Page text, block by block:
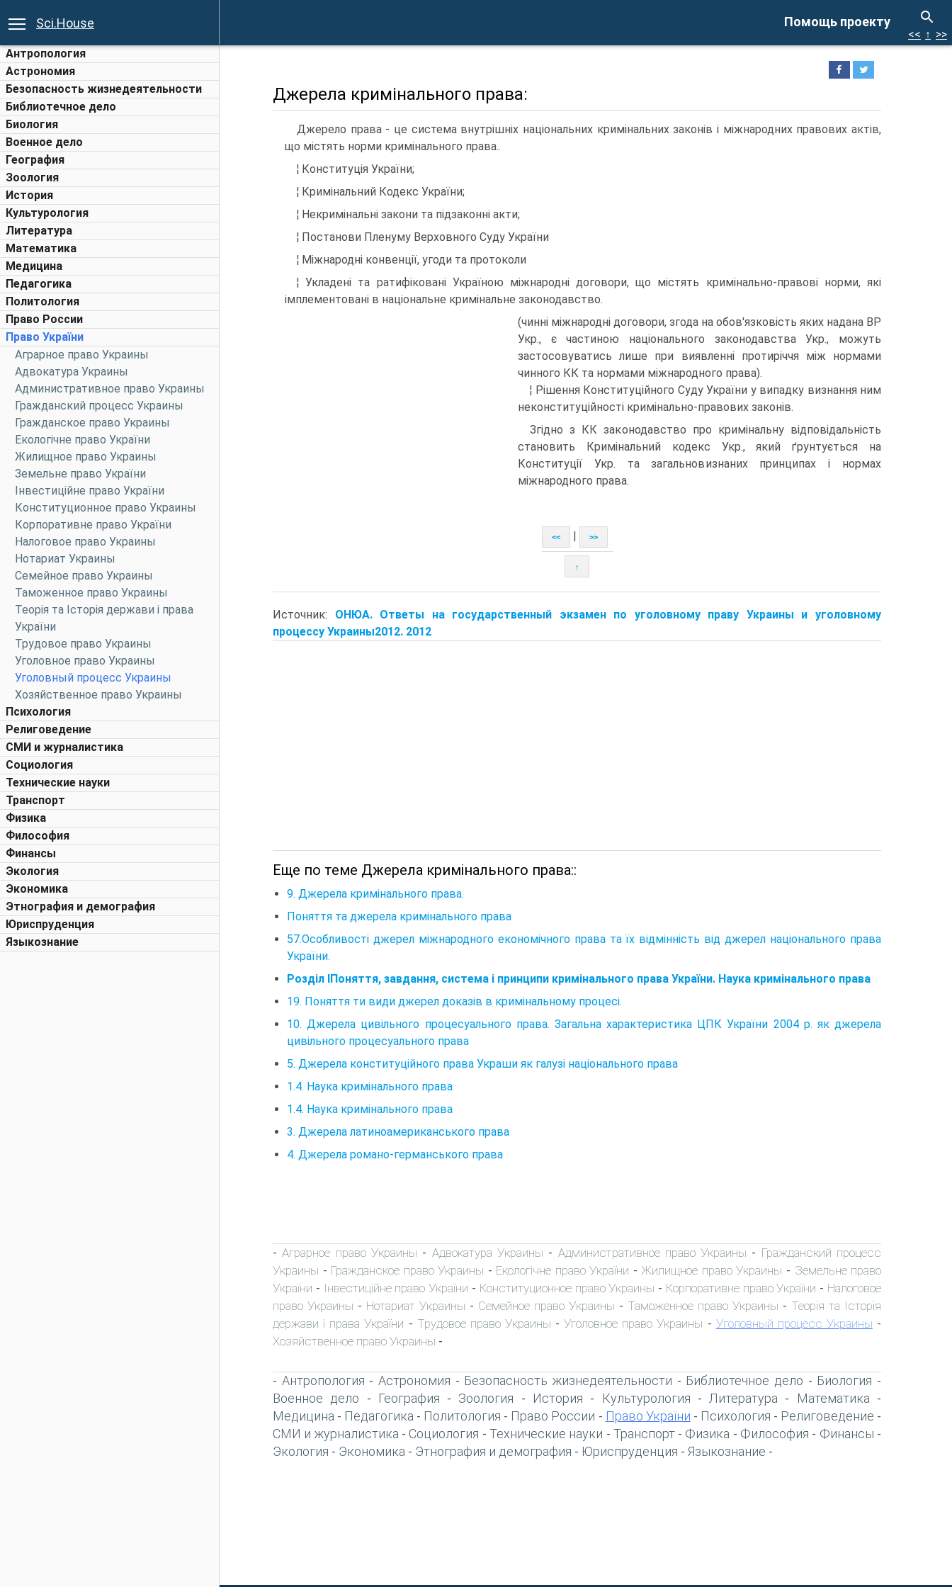
Помощь проекту
Sci.House
Антропология
Астрономия
Безопасность жизнедеятельности
Библиотечное дело
Биология
Военное дело
География
Зоология
История
Культурология
Литература
Математика
Медицина
Педагогика
Политология
Право России
Право України
Аграрное право Украины
Адвокатура Украины
Административное право Украины
Гражданский процесс Украины
Гражданское право Украины
Екологічне право України
Жилищное право Украины
Земельне право України
Інвестиційне право України
Конституционное право Украины
Корпоративне право України
Налоговое право Украины
Нотариат Украины
Семейное право Украины
Таможенное право Украины
Теорія та Історія держави і права
України
Трудовое право Украины
Уголовное право Украины
Уголовный процесс Украины
Хозяйственное право Украины
Психология
Религоведение
СМИ и журналистика
Социология
Технические науки
Транспорт
Физика
Философия
Финансы
Экология
Экономика
Этнография и демография
Юриспруденция
Языкознание
<< ↑ >>
Джерела кримінального права:
Джерело права - це система внутрішніх національних кримінальних законів і міжнародних правових актів,
що містять норми кримінального права..
¦ Конституція України;
¦ Кримінальний Кодекс України;
¦ Некримінальні закони та підзаконні акти;
¦ Постанови Пленуму Верховного Суду України
¦ Міжнародні конвенції, угоди та протоколи
¦ Укладені та ратифіковані Україною міжнародні договори, що містять кримінально-правові норми, які
імплементовані в національне кримінальне законодавство.
(чинні міжнародні договори, згода на обов'язковість яких надана ВР
Укр., є частиною національного законодавства Укр., можуть
застосовуватись лише при виявленні протиріччя між нормами
чинного КК та нормами міжнародного права).
¦ Рішення Конституційного Суду України у випадку визнання ним
неконституційності кримінально-правових законів.
Згідно з КК законодавство про кримінальну відповідальність
становить Кримінальний кодекс Укр., який ґрунтується на
Конституції Укр. та загальновизнаних принципах і нормах
міжнародного права.
<< >>
↑
Источник: ОНЮА. Ответы на государственный экзамен по уголовному праву Украины и уголовному
процессу Украины2012. 2012
Еще по теме Джерела кримінального права::
9. Джерела кримінального права.
Поняття та джерела кримінального права
57.Особливості джерел міжнародного економічного права та їх відмінність від джерел національного права
України.
Розділ ІПоняття, завдання, система і принципи кримінального права України. Наука кримінального права
19. Поняття ти види джерел доказів в кримінальному процесі.
10. Джерела цивільного процесуального права. Загальна характеристика ЦПК України 2004 р. як джерела
цивільного процесуального права
5. Джерела конституційного права Украши як галузі національного права
1.4. Наука кримінального права
1.4. Наука кримінального права
3. Джерела латиноамериканського права
4. Джерела романо-германського права
-Аграрное право Украины - Адвокатура Украины - Административное право Украины - Гражданский процесс
Украины - Гражданское право Украины - Екологічне право України - Жилищное право Украины - Земельне право
України - Інвестиційне право України - Конституционное право Украины - Корпоративне право України - Налоговое
право Украины - Нотариат Украины - Семейное право Украины - Таможенное право Украины - Теорія та Історія
держави і права України - Трудовое право Украины -Уголовное право Украины - Уголовный процесс Украины -
Хозяйственное право Украины -
- Антропология -Астрономия - Безопасность жизнедеятельности - Библиотечное дело - Биология -
Военное дело - География - Зоология - История - Культурология - Литература - Математика -
Медицина - Педагогика - Политология - Право России - Право України - Психология - Религоведение -
СМИ и журналистика - Социология - Технические науки - Транспорт- Физика - Философия - Финансы -
Экология - Экономика - Этнография и демография - Юриспруденция - Языкознание -